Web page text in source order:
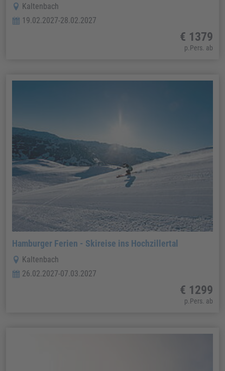
Kaltenbach
19.02.2027-28.02.2027
€ 1379
p.Pers. ab
Hamburger Ferien - Skireise ins Hochzillertal
Kaltenbach
26.02.2027-07.03.2027
€ 1299
p.Pers. ab